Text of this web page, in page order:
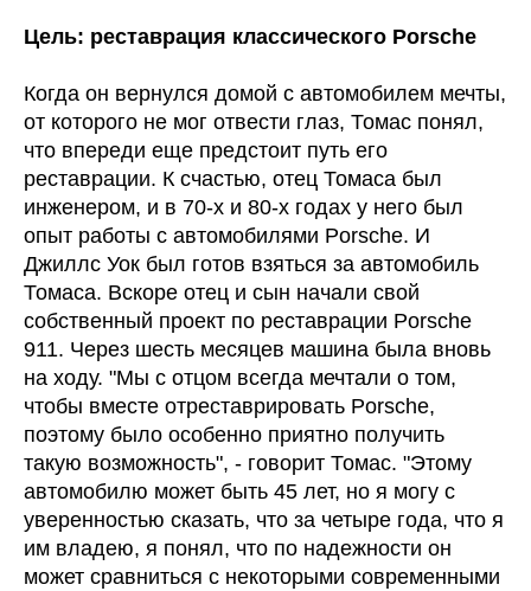
Цель: реставрация классического Porsche
Когда он вернулся домой с автомобилем мечты,
от которого не мог отвести глаз, Томас понял,
что впереди еще предстоит путь его
реставрации. К счастью, отец Томаса был
инженером, и в 70-х и 80-х годах у него был
опыт работы с автомобилями Porsche. И
Джиллс Уок был готов взяться за автомобиль
Томаса. Вскоре отец и сын начали свой
собственный проект по реставрации Porsche
911. Через шесть месяцев машина была вновь
на ходу. "Мы с отцом всегда мечтали о том,
чтобы вместе отреставрировать Porsche,
поэтому было особенно приятно получить
такую возможность", - говорит Томас. "Этому
автомобилю может быть 45 лет, но я могу с
уверенностью сказать, что за четыре года, что я
им владею, я понял, что по надежности он
может сравниться с некоторыми современными